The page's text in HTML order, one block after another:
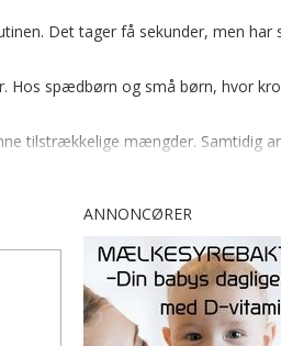
Det tager få sekunder, men har
Hos spædbørn og små børn, hvor
tilstrækkelige mængder. Samtidig
de fylder 4 år.
barnet får mindre end dette,
ANNONCØRER